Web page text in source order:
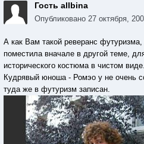
Гость allbina
Опубликовано 27 октября,
А как Вам такой реверанс
поместила вначале в другой теме,
исторического костюма в чистом виде.
Кудрявый юноша - Ромэо у не очень
туда же в футуризм записан.